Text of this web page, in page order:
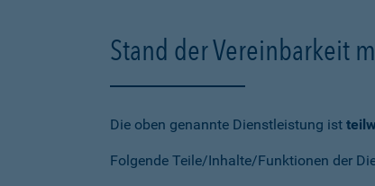
Stand der Vereinbarkeit
Die oben genannte Dienstleistung ist
Folgende Teile/Inhalte/Funktionen der